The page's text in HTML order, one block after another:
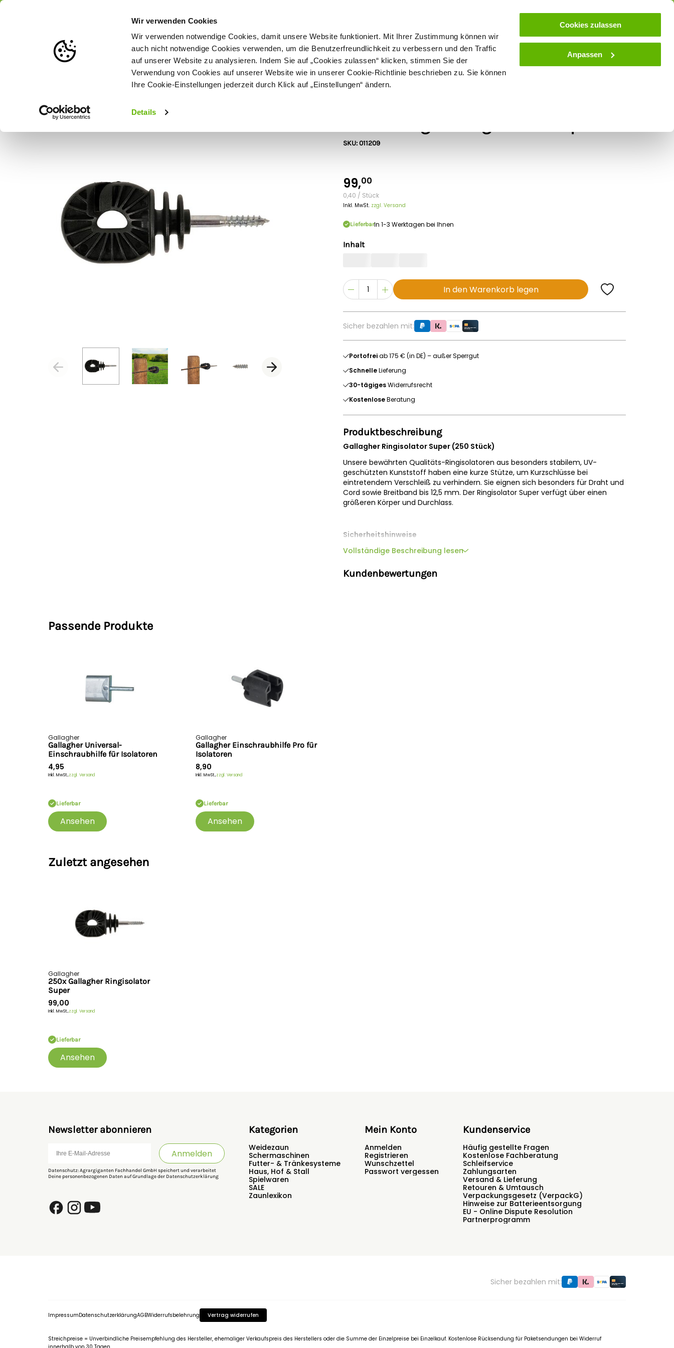
Wir verwenden Cookies
Wir verwenden notwendige Cookies, damit unsere Website funktioniert. Mit Ihrer Zustimmung können wir
auch nicht notwendige Cookies verwenden, um die Benutzerfreundlichkeit zu verbessern und den Traffic
auf unserer Website zu analysieren. Indem Sie auf „Cookies zulassen“ klicken, stimmen Sie der
Verwendung von Cookies auf unserer Website wie in unserer Cookie-Richtlinie beschrieben zu. Sie können
Ihre Cookie-Einstellungen jederzeit durch Klick auf „Einstellungen“ ändern.
Details
Cookies zulassen
Anpassen
Weidezaun Zaunlösungen nach Tierart Schermaschinen Futter- & Tränkesysteme Haus, Hof & Stall Spielwaren Zaunlexikon SALE
SKU: 011209
99,00
0,40 / Stück
Inkl. MwSt. zzgl. Versand
LieferbarIn 1-3 Werktagen bei Ihnen
Inhalt
In den Warenkorb legen
Sicher bezahlen mit:
Portofreiab 175 € (in DE) – außer Sperrgut
SchnelleLieferung
30-tägigesWiderrufsrecht
KostenloseBeratung
Produktbeschreibung
Gallagher Ringisolator Super (250 Stück)
Unsere bewährten Qualitäts-Ringisolatoren aus besonders stabilem, UV-
geschützten Kunststoff haben eine kurze Stütze, um Kurzschlüsse bei
eintretendem Verschleiß zu verhindern. Sie eignen sich besonders für Draht und
Cord sowie Breitband bis 12,5 mm. Der Ringisolator Super verfügt über einen
größeren Körper und Durchlass.
Sicherheitshinweise
Hersteller:Gallagher Europe B.V., Bornholmstraat 62a,
Vollständige Beschreibung lesen
Kundenbewertungen
Passende Produkte
Gallagher
Gallagher Universal-
Einschraubhilfe für Isolatoren
4,95
Inkl. MwSt.,zzgl. Versand
Lieferbar
Ansehen
Gallagher
Gallagher Einschraubhilfe Pro für
Isolatoren
8,90
Inkl. MwSt.,zzgl. Versand
Lieferbar
Ansehen
Zuletzt angesehen
Gallagher
250x Gallagher Ringisolator
Super
99,00
Inkl. MwSt.,zzgl. Versand
Lieferbar
Ansehen
Newsletter abonnieren
Anmelden
Datenschutz: Agrargiganten Fachhandel GmbH speichert und verarbeitet
Deine personenbezogenen Daten auf Grundlage der Datenschutzerklärung
Kategorien
Weidezaun
Schermaschinen
Futter- & Tränkesysteme
Haus, Hof & Stall
Spielwaren
SALE
Zaunlexikon
Mein Konto
Anmelden
Registrieren
Wunschzettel
Passwort vergessen
Kundenservice
Häufig gestellte Fragen
Kostenlose Fachberatung
Schleifservice
Zahlungsarten
Versand & Lieferung
Retouren & Umtausch
Verpackungsgesetz (VerpackG)
Hinweise zur Batterieentsorgung
EU - Online Dispute Resolution
Partnerprogramm
Sicher bezahlen mit:
ImpressumDatenschutzerklärungAGBWiderrufsbelehrung Vertrag widerrufen
Streichpreise = Unverbindliche Preisempfehlung des Hersteller, ehemaliger Verkaufspreis des Herstellers oder die Summe der Einzelpreise bei Einzelkauf. Kostenlose Rücksendung für Paketsendungen bei Widerruf